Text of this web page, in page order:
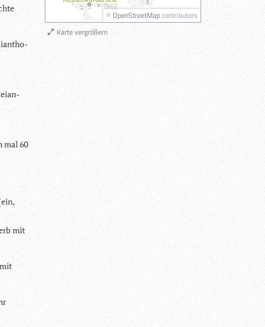
mal 60
mit
© OpenStreetMapcontributors
Karte vergrößern